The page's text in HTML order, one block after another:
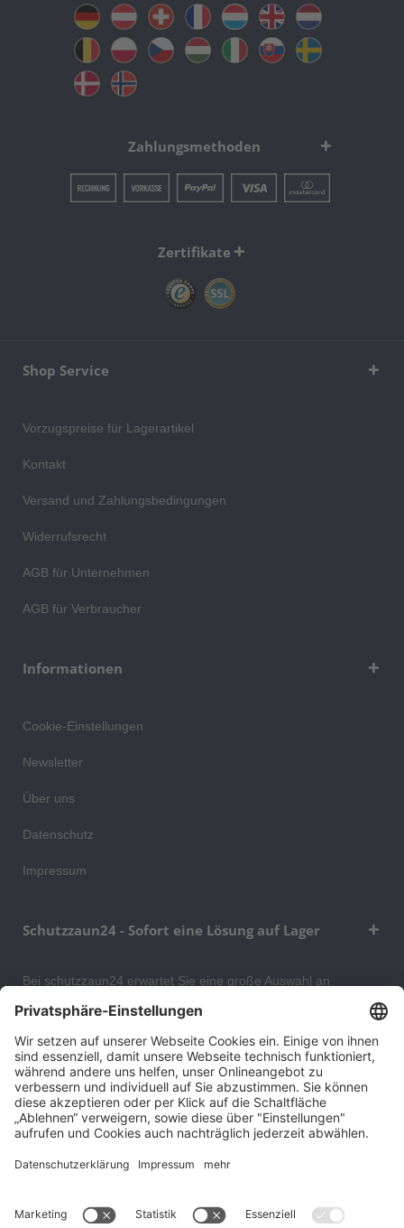
Zahlungsmethoden
Zertifikate
Shop Service
Vorzugspreise für Lagerartikel
Kontakt
Versand und Zahlungsbedingungen
Widerrufsrecht
AGB für Unternehmen
AGB für Verbraucher
Informationen
Cookie-Einstellungen
Newsletter
Über uns
Datenschutz
Impressum
Schutzzaun24 - Sofort eine Lösung auf Lager
Bei schutzzaun24 erwartet Sie eine große Auswahl an
Schutzgittern, Schutzeinrichtungen, Absturzsicherungen und
auch Ihr Wohngebäude optimal organisieren und sichern
können. An unserem Versandlager bevorraten wir ein großes
Sortiment von Lagerartikeln, welche innerhalb von 48 Stunden
versandbereit sind.
Cookie-Einstellungen Über uns